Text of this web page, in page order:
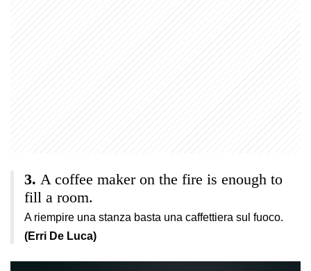
A coffee maker on the fire is enough to
fill a room.
A riempire una stanza basta una caffettiera sul fuoco.
(Erri De Luca)